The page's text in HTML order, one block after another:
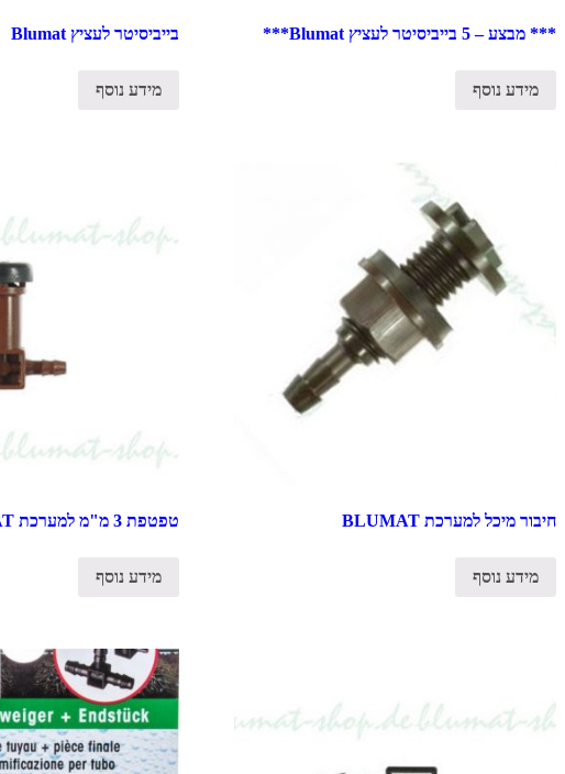
*** מבצע – 5 בייביסיטר לעציץ Blumat***
מידע נוסף
בייביסיטר לעציץ Blumat
מידע נוסף
חיבור מיכל למערכת BLUMAT
מידע נוסף
טפטפת 3 מ"מ למערכת BLUMAT
מידע נוסף